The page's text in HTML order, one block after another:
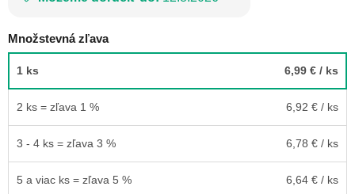
Množstevná zľava
1 ks 6,99 € / ks
2 ks = zľava 1 % 6,92 € / ks
3 - 4 ks = zľava 3 % 6,78 € / ks
5 a viac ks = zľava 5 % 6,64 € / ks